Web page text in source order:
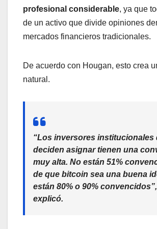
profesional considerable, ya que
de un activo que divide opiniones
mercados financieros tradicionales.
De acuerdo con Hougan, esto crea
natural.
“Los inversores institucionales
deciden asignar tienen una
muy alta. No están 51%
de que bitcoin sea una buena
están 80% o 90% convencidos”,
explicó.